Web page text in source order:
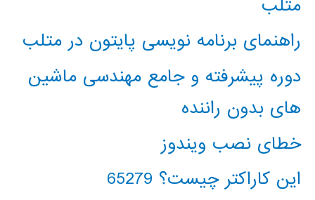
راهنمای برنامه نویسی پایتون در متلب
دوره پیشرفته و جامع مهندسی ماشین
های بدون راننده
خطای نصب ویندوز
این کاراکتر چیست؟ 65279